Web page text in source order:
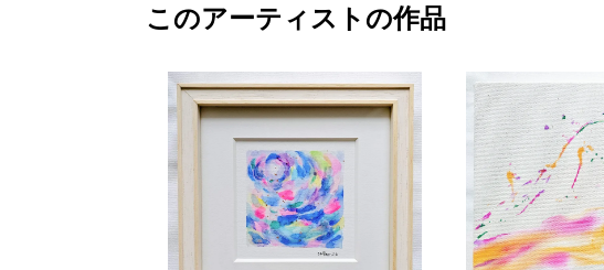
このアーティストの作品